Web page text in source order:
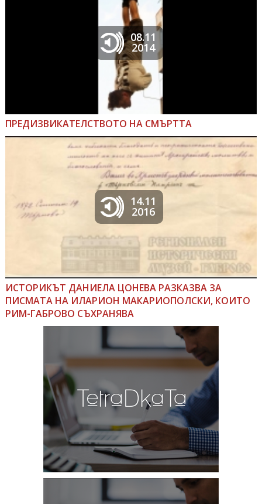
08.11
2014
ПРЕДИЗВИКАТЕЛСТВОТО НА СМЪРТТА
14.11
2016
ИСТОРИКЪТ ДАНИЕЛА ЦОНЕВА РАЗКАЗВА ЗА
ПИСМАТА НА ИЛАРИОН МАКАРИОПОЛСКИ, КОИТО
РИМ-ГАБРОВО СЪХРАНЯВА